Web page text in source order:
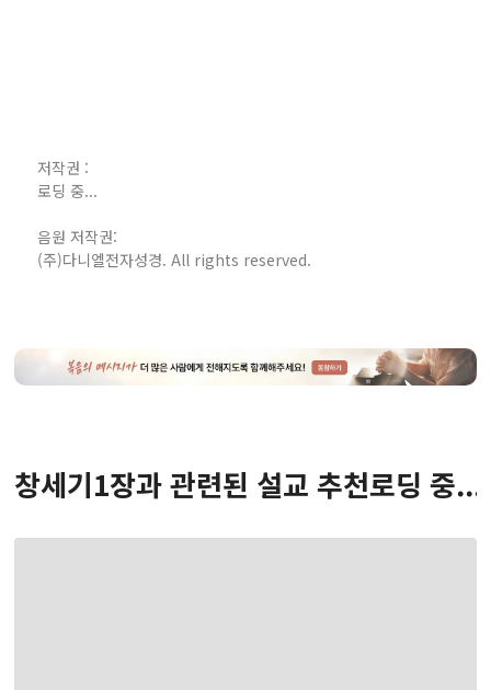
저작권 :
로딩 중...
음원 저작권:
(주)다니엘전자성경. All rights reserved.
창세기1장과 관련된 설교 추천로딩 중...